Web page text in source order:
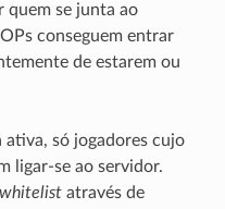
se junta ao
conseguem entrar
de estarem ou
ativa, só jogadores cujo
ligar-se ao servidor.
whitelistatravés de